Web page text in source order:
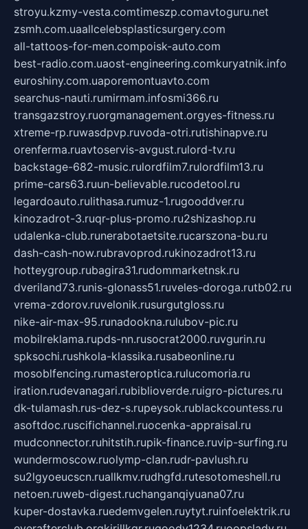
stroyu.kzmy-vesta.comtimeszp.comavtoguru.net
zsmh.com.uaallcelebsplasticsurgery.com
all-tattoos-for-men.compoisk-auto.com
best-radio.com.uaost-engineering.comkuryatnik.info
euroshiny.com.uaporemontuavto.com
searchus-nauti.rumirmam.infosmi366.ru
transgazstroy.ruorgmanagement.orgyes-fitness.ru
xtreme-rp.ruwasdpvp.ruvoda-otri.rutishinapve.ru
orenferma.ruavtoservis-avgust.rulord-tv.ru
backstage-682-music.rulordfilm7.rulordfilm13.ru
prime-cars63.ruun-believable.rucodetool.ru
legardoauto.rulithasa.rumuz-1.rugooddver.ru
kinozadrot-3.ruqr-plus-promo.ru2shizashop.ru
udalenka-club.runerabotaetsite.rucarszona-bu.ru
dash-cash-now.rubravoprod.rukinozadrot13.ru
hotteygroup.rubagira31.rudommarketnsk.ru
dveriland73.runis-glonass51.ruveles-doroga.rutb02.ru
vrema-zdorov.ruvelonik.rusurgutgloss.ru
nike-air-max-95.runadookna.rulubov-pic.ru
mobilreklama.rupds-nn.rusocrat2000.ruvgurin.ru
spksochi.rushkola-klassika.rusabeonline.ru
mosoblfencing.rumasteroptica.rulucomoria.ru
iration.rudevanagari.rubiblioverde.ruigro-pictures.ru
dk-tulamash.rus-dez-s.rupeysok.rublackcountess.ru
asoftdoc.ruscifichannel.ruocenka-appraisal.ru
mudconnector.ruhitstih.rupik-finance.ruvip-surfing.ru
wundermoscow.ruolymp-clan.rudr-pavlush.ru
su2lgyoeucscn.ruallkmv.rudhgfd.rutesotomeshell.ru
netoen.ruweb-digest.ruchanganqiyuana07.ru
kuper-dostavka.ruedemvgelen.ruytyt.ruinfoelektrik.ru